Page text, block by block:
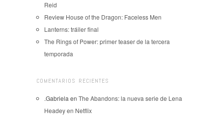
Reid
Review House of the Dragon: Faceless Men
Lanterns: tráiler final
The Rings of Power: primer teaser de la tercera
temporada
COMENTARIOS RECIENTES
.Gabriela en The Abandons: la nueva serie de Lena
Headey en Netflix